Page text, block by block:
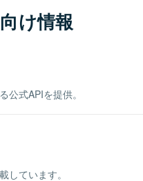
け情報
公式APIを提供。
しています。